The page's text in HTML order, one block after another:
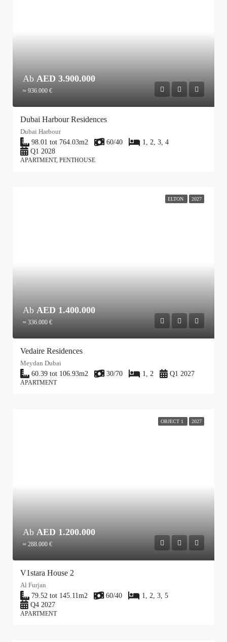
Ab AED 3.900.000
≈ 936.000 €
Dubai Harbour Residences
Dubai Harbour
98.01 tot 764.03m2 60/40
1, 2, 3, 4
Q1 2028
APARTMENT, PENTHOUSE
ELTON 2027
Ab AED 1.400.000
≈ 336.000 €
Vedaire Residences
Meydan Dubai
60.39 tot 106.93m2 30/70 1, 2 Q1 2027
APARTMENT
OBJECT 1 2027
Ab AED 1.200.000
≈ 288.000 €
V1stara House 2
Al Furjan
79.52 tot 145.11m2 60/40
1, 2, 3, 5
Q4 2027
APARTMENT